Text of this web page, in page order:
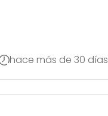
hace más de 30 días